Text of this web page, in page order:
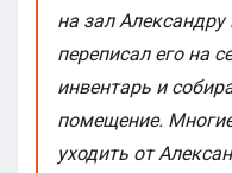
на зал Александру
переписал его на
инвентарь и
помещение.
уходить от